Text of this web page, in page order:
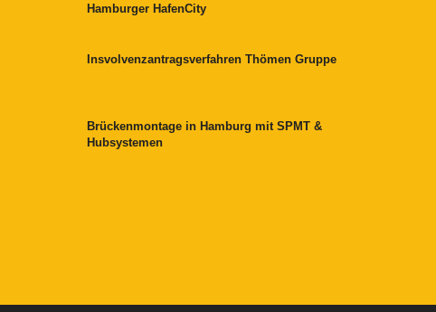
Hamburger HafenCity
Insvolvenzantragsverfahren Thömen Gruppe
Brückenmontage in Hamburg mit SPMT &
Hubsystemen